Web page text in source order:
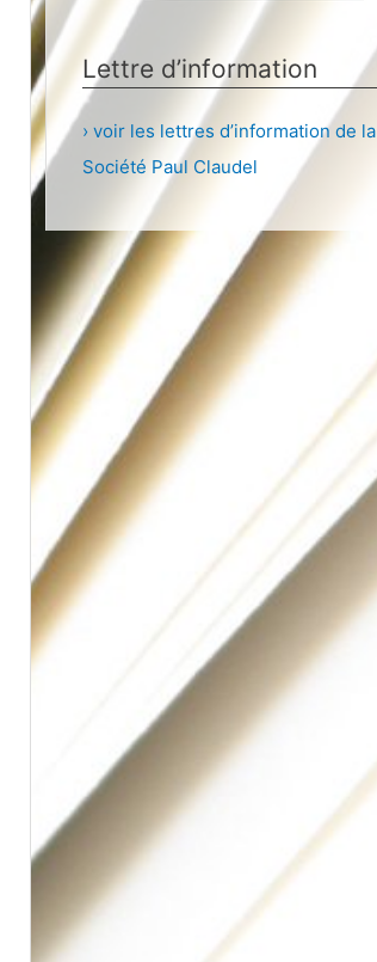
Lettre d’information
› voir les lettres d’information de la
Société Paul Claudel